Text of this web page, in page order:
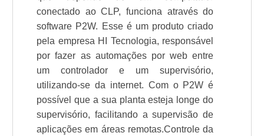
conectado ao CLP, funciona através do
software P2W. Esse é um produto criado
pela empresa HI Tecnologia, responsável
por fazer as automações por web entre
um controlador e um supervisório,
utilizando-se da internet. Com o P2W é
possível que a sua planta esteja longe do
supervisório, facilitando a supervisão de
aplicações em áreas remotas.Controle da